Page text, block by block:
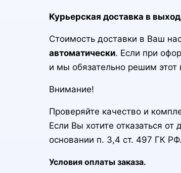
Курьерская доставка в
Стоимость доставки в Ваш
автоматически. Если при
и мы обязательно решим этот
Внимание!
Проверяйте качество и
Если Вы хотите отказаться
основании п. 3,4 ст. 497 ГК РФ.
Условия оплаты заказа.